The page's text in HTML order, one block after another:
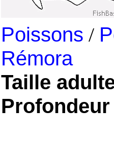
Poissons /
Rémora
Taille
Profondeur